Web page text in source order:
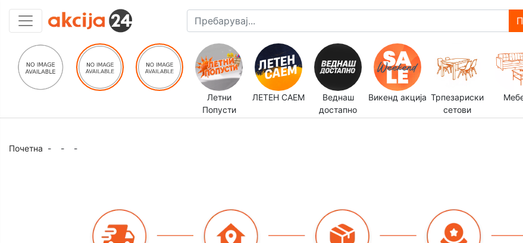
Летни
Попусти
ЛЕТЕН САЕМ
Веднаш
достапно
Викенд акција Трпезариски
сетови
Почетна - - -